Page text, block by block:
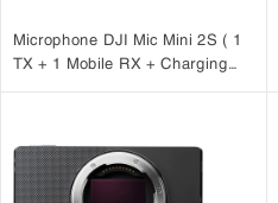
Microphone DJI Mic Mini 2S ( 1
TX + 1 Mobile RX + Charging